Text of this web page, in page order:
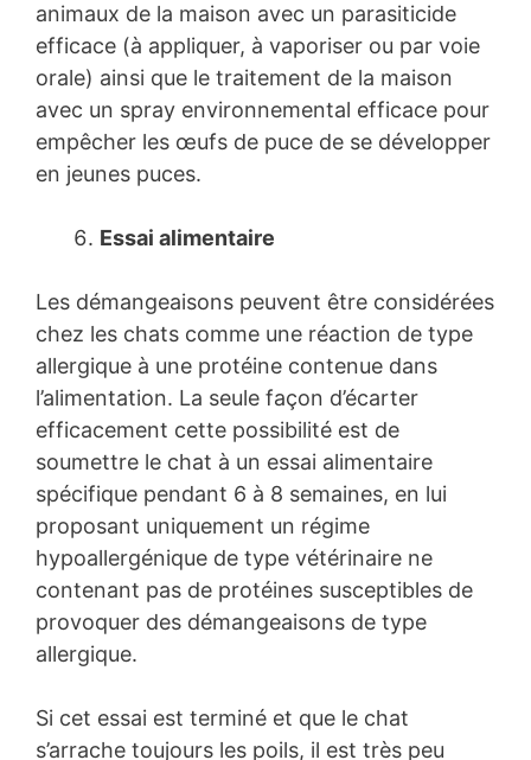
animaux de la maison avec un parasiticide
efficace (à appliquer, à vaporiser ou par voie
orale) ainsi que le traitement de la maison
avec un spray environnemental efficace pour
empêcher les œufs de puce de se développer
en jeunes puces.
Essai alimentaire
Les démangeaisons peuvent être considérées
chez les chats comme une réaction de type
allergique à une protéine contenue dans
l’alimentation. La seule façon d’écarter
efficacement cette possibilité est de
soumettre le chat à un essai alimentaire
spécifique pendant 6 à 8 semaines, en lui
proposant uniquement un régime
hypoallergénique de type vétérinaire ne
contenant pas de protéines susceptibles de
provoquer des démangeaisons de type
allergique.
Si cet essai est terminé et que le chat
s’arrache toujours les poils, il est très peu